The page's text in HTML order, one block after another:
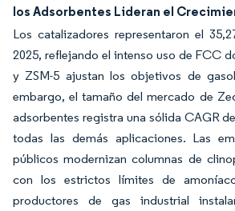
los Adsorbentes Lideran el
Los catalizadores representaron el
2025, reflejando el intenso uso de FCC
y ZSM-5 ajustan los objetivos de
embargo, el tamaño del mercado de
adsorbentes registra una sólida CAGR
todas las demás aplicaciones. Las
públicos modernizan columnas de
con los estrictos límites de
productores de gas industrial